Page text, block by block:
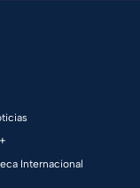
Internacional